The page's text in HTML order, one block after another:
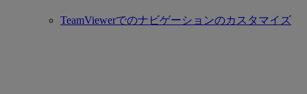
TeamViewerでのナビゲーションのカスタマイズ